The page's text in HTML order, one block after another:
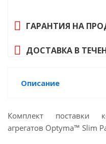
Хладагент: R134a;
ГАРАНТИЯ НА
ДОСТАВКА В
Описание
Комплект поставки
агрегатов Optyma™ Slim